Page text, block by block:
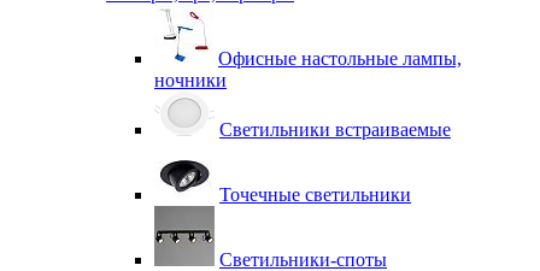
Офисные настольные лампы,
ночники
Светильники встраиваемые
Точечные светильники
Светильники-споты